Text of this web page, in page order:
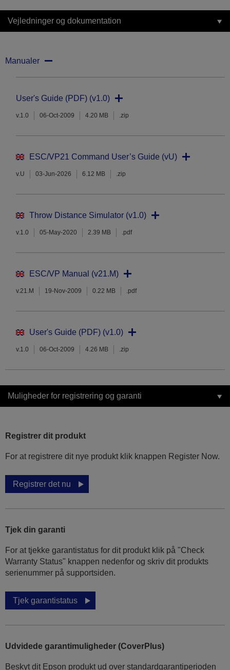
Vejledninger og dokumentation
Manualer
User's Guide (PDF) (v1.0)
v.1.0 06-Oct-2009 4.20 MB .zip
ESC/VP21 Command User’s Guide (vU)
v.U 03-Jun-2026 6.12 MB .zip
Throw Distance Simulator (v1.0)
v.1.0 05-May-2020 2.39 MB .pdf
ESC/VP Manual (v21.M)
v.21.M 19-Nov-2009 0.22 MB .pdf
User's Guide (PDF) (v1.0)
v.1.0 06-Oct-2009 4.26 MB .zip
Muligheder for registrering og garanti
Registrer dit produkt
For at registrere dit nye produkt klik knappen Register Now.
Registrer det nu
Tjek din garanti
For at tjekke garantistatus for dit produkt klik på "Check
Warranty Status" knappen nedenfor og skriv dit produkts
serienummer på supportsiden.
Tjek garantistatus
Udvidede garantimuligheder (CoverPlus)
Beskyt dit Epson produkt ud over standardgarantiperioden